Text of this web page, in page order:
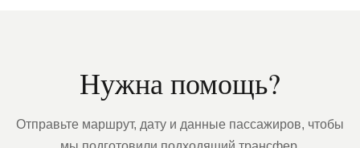
Нужна помощь?
Отправьте маршрут, дату и данные пассажиров, чтобы